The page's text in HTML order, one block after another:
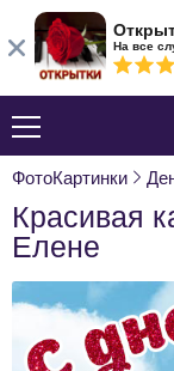
ФотоКартинки
Красивая
Елене
На все